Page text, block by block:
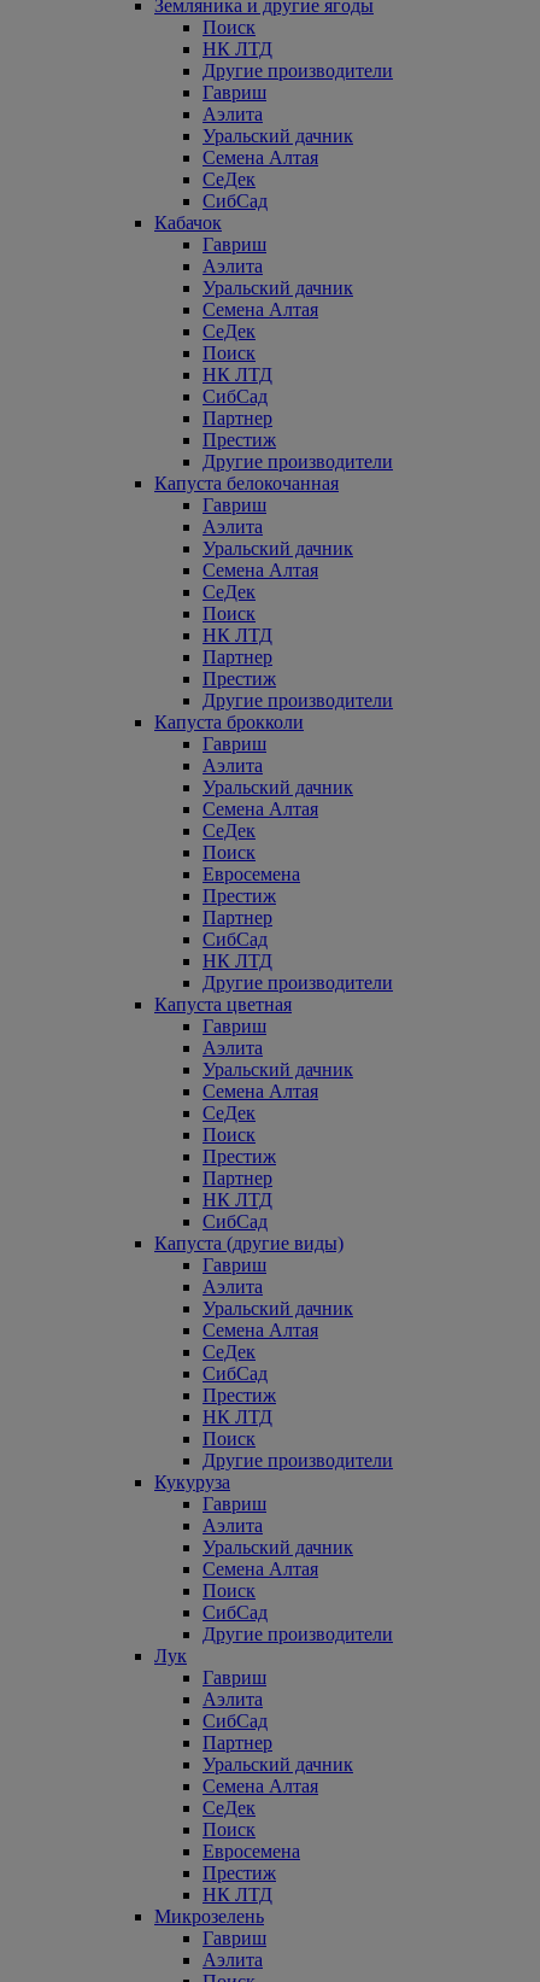
Земляника и другие ягоды
Поиск
НК ЛТД
Другие производители
Гавриш
Аэлита
Уральский дачник
Семена Алтая
СеДек
СибСад
Кабачок
Гавриш
Аэлита
Уральский дачник
Семена Алтая
СеДек
Поиск
НК ЛТД
СибСад
Партнер
Престиж
Другие производители
Капуста белокочанная
Гавриш
Аэлита
Уральский дачник
Семена Алтая
СеДек
Поиск
НК ЛТД
Партнер
Престиж
Другие производители
Капуста брокколи
Гавриш
Аэлита
Уральский дачник
Семена Алтая
СеДек
Поиск
Евросемена
Престиж
Партнер
СибСад
НК ЛТД
Другие производители
Капуста цветная
Гавриш
Аэлита
Уральский дачник
Семена Алтая
СеДек
Поиск
Престиж
Партнер
НК ЛТД
СибСад
Капуста (другие виды)
Гавриш
Аэлита
Уральский дачник
Семена Алтая
СеДек
СибСад
Престиж
НК ЛТД
Поиск
Другие производители
Кукуруза
Гавриш
Аэлита
Уральский дачник
Семена Алтая
Поиск
СибСад
Другие производители
Лук
Гавриш
Аэлита
СибСад
Партнер
Уральский дачник
Семена Алтая
СеДек
Поиск
Евросемена
Престиж
НК ЛТД
Микрозелень
Гавриш
Аэлита